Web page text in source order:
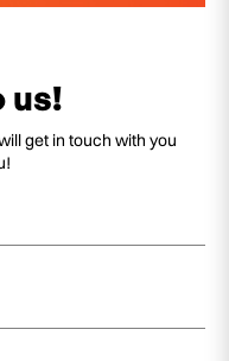
us!
get in touch with you